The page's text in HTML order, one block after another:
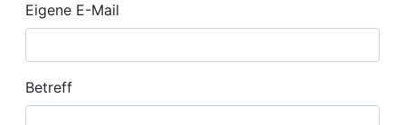
Eigene E-Mail
Betreff